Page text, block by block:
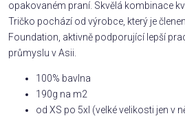
opakovaném praní. Skvělá kombinace
Tričko pochází od výrobce, který je
Foundation, aktivně podporující lepší
průmyslu v Asii.
100% bavlna
190g na m2
od XS po 5xl (velké velikosti jen v